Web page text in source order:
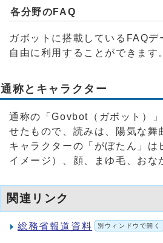
各分野のFAQ
ガボットに搭載しているFAQ
自由に利用することができます
通称とキャラクター
通称の「Govbot（ガボット）
せたもので、読みは、陽気な舞
キャラクターの「がぼたん」
イメージ）、顔、まゆ毛、おな
関連リンク
総務省報道資料 別ウィンドウで開く